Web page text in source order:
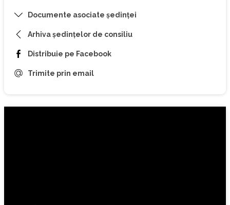
Documente asociate ședinței
Arhiva ședințelor de consiliu
Distribuie pe Facebook
Trimite prin email